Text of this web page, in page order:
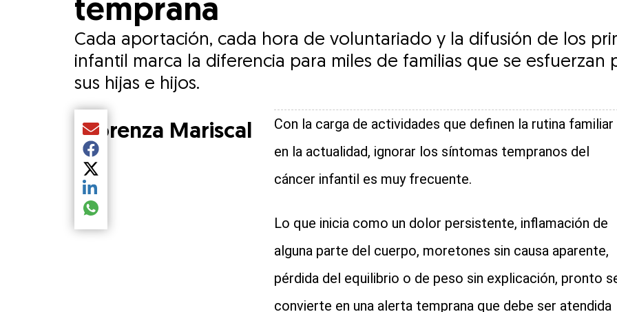
temprana
Cada aportación, cada hora de voluntariado y la difusión de los
infantil marca la diferencia para miles de familias que se esfuerzan
sus hijas e hijos.
Compartir el artículo actual mediante Email
Compartir el artículo actual mediante Facebook
Compartir el artículo actual mediante Twitter
Compartir el artículo actual mediante LinkedIn
Compartir el artículo actual mediante global.social-whatsapp
Lorenza Mariscal
Con la carga de actividades que definen la rutina familiar
en la actualidad, ignorar los síntomas tempranos del
cáncer infantil es muy frecuente.
Lo que inicia como un dolor persistente, inflamación de
alguna parte del cuerpo, moretones sin causa aparente,
pérdida del equilibrio o de peso sin explicación, pronto
convierte en una alerta temprana que debe ser atendida